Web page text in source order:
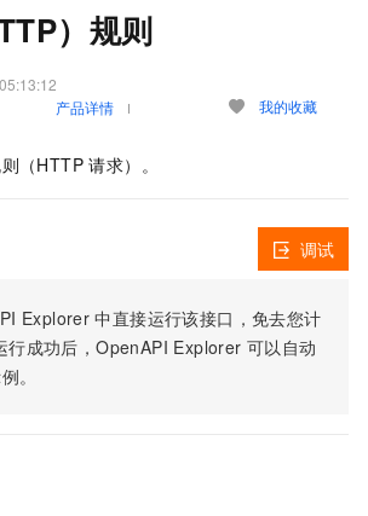
）规则
产品详情 我的收藏
（HTTP 请求）。
Explorer 中直接运行该接口，免去您计
行成功后，OpenAPI Explorer 可以自动
。
调试